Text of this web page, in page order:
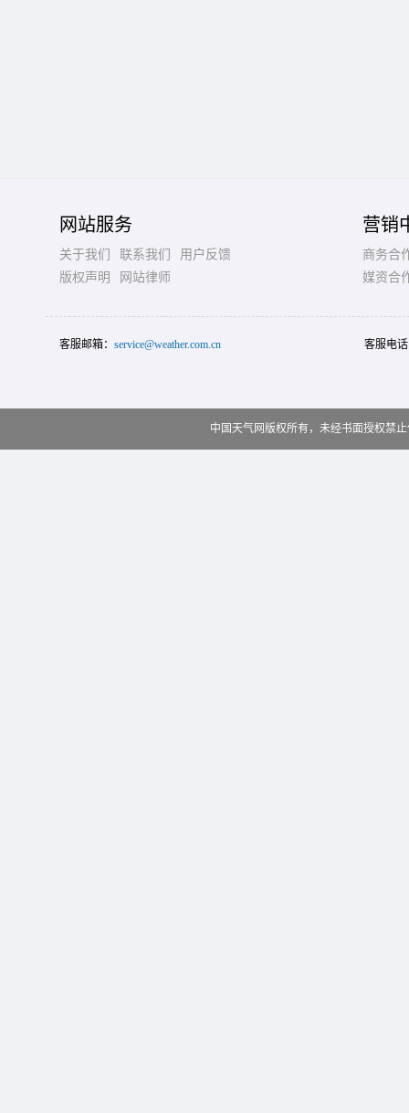
网站服务
关于我们 联系我们
用户反馈
版权声明
网站律师
营销
商务合
媒资合
客服邮箱： service@weather.com.cn 客服电
中国天气网版权所有，未经书面授权